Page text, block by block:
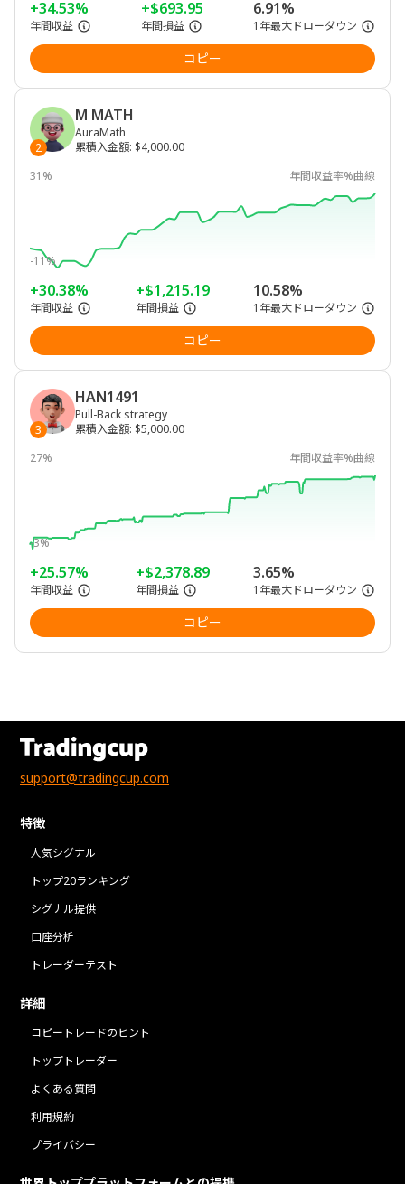
+34.53%
年間収益
+$693.95
年間損益
6.91%
1年最大ドローダウン
コピー
2
M MATH
AuraMath
累積入金額: $4,000.00
31%
年間収益率%曲線
-11%
+30.38%
年間収益
+$1,215.19
年間損益
10.58%
1年最大ドローダウン
コピー
3
HAN1491
Pull-Back strategy
累積入金額: $5,000.00
27%
年間収益率%曲線
-3%
+25.57%
年間収益
+$2,378.89
年間損益
3.65%
1年最大ドローダウン
コピー
support@tradingcup.com
特徴
人気シグナル
トップ20ランキング
シグナル提供
口座分析
トレーダーテスト
詳細
コピートレードのヒント
トップトレーダー
よくある質問
利用規約
プライバシー